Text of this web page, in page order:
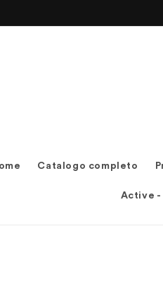
Catalogo completo
Active -